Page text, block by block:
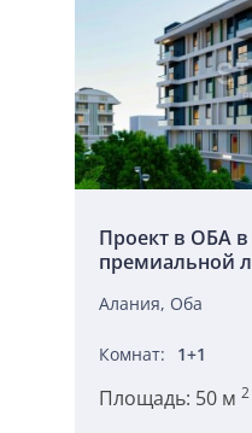
Проект в ОБА
премиальной
Алания, Оба
Комнат: 1+1
Площадь: 50 м 2